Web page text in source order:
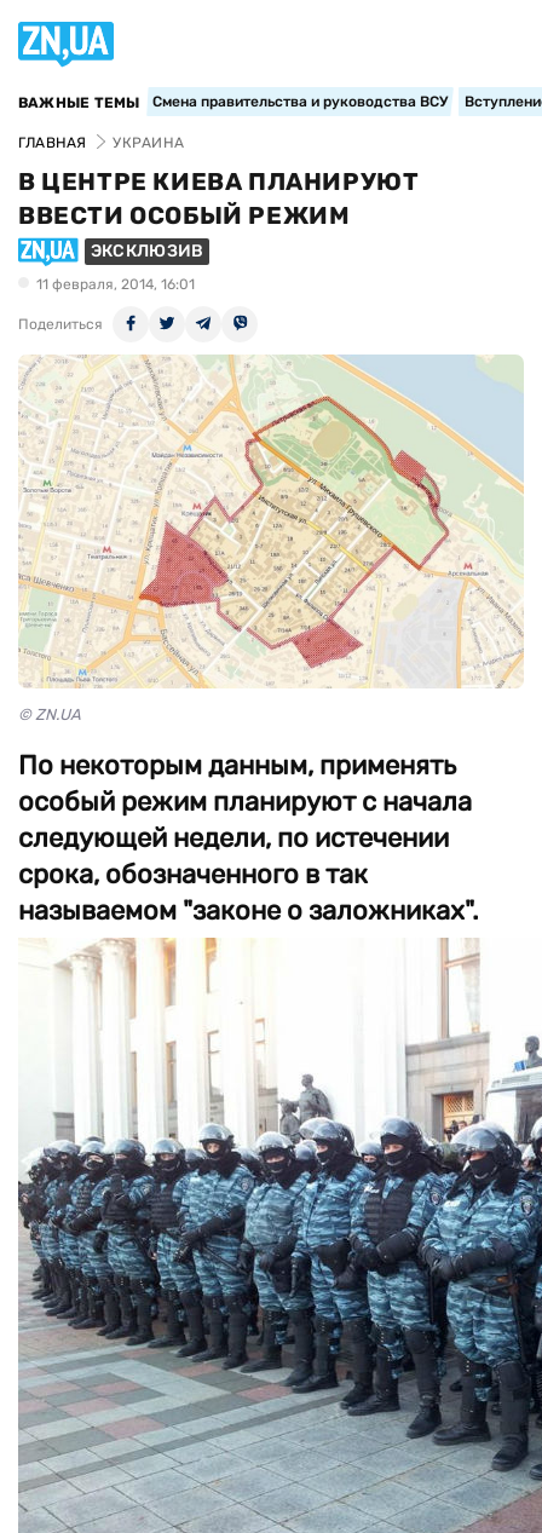
ВАЖНЫЕ ТЕМЫ Смена правительства и руководства ВСУ
ГЛАВНАЯ УКРАИНА
В ЦЕНТРЕ КИЕВА ПЛАНИРУЮТ
ВВЕСТИ ОСОБЫЙ РЕЖИМ
ЭКСКЛЮЗИВ
11 февраля, 2014, 16:01
Поделиться
© ZN.UA
По некоторым данным, применять
особый режим планируют с начала
следующей недели, по истечении
срока, обозначенного в так
называемом "законе о заложниках".